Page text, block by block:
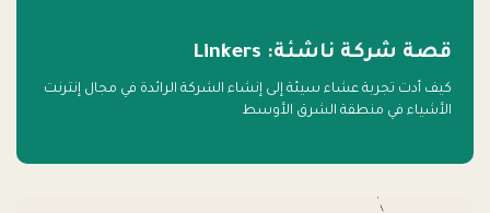
قصة شركة ناشئة: Linkers
كيف أدت تجربة عشاء سيئة إلى إنشاء الشركة الرائدة في مجال إنترنت
الأشياء في منطقة الشرق الأوسط